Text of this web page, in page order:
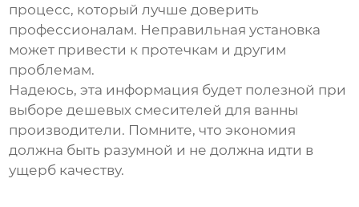
процесс, который лучше доверить
профессионалам. Неправильная установка
может привести к протечкам и другим
проблемам.
Надеюсь, эта информация будет полезной при
выборедешевых смесителей для ванны
производители. Помните, что экономия
должна быть разумной и не должна идти в
ущерб качеству.